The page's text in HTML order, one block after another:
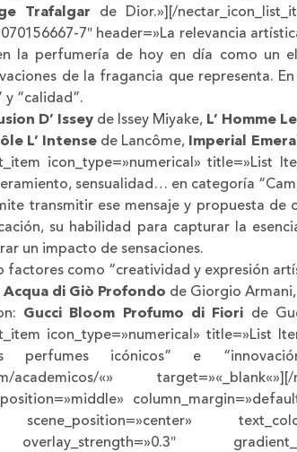
Trafalgar de Dior.»][/
7″ header=»La relevancia
la perfumería de hoy en día como un
de la fragancia que representa.
y “calidad”.
D’ Issey de Issey Miyake, L’ Homme
L’ Intense de Lancôme, Imperial
icon_type=»numerical» title=»List
sensualidad… en categoría
transmitir ese mensaje y propuesta
su habilidad para capturar la
un impacto de sensaciones.
factores como “creatividad y expresión
Acqua di Giò Profondo de Giorgio Armani,
Gucci Bloom Profumo di Fiori de
icon_type=»numerical» title=»List
perfumes icónicos” e
academicos/«» target=»«_blank«»][/
scene_position=»center»
overlay_strength=»0.3″